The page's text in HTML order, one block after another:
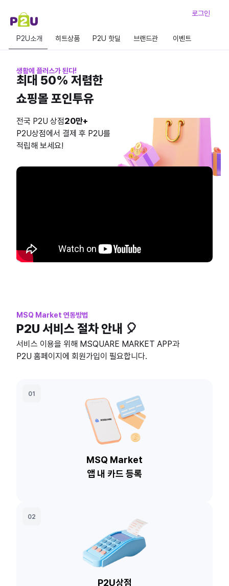
로그인
P2U소개 히트상품 P2U 핫딜 브랜드관 이벤트